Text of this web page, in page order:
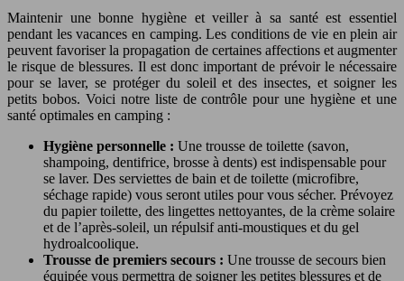
Maintenir une bonne hygiène et veiller à sa santé est essentiel
pendant les vacances en camping. Les conditions de vie en plein air
peuvent favoriser la propagation de certaines affections et augmenter
le risque de blessures. Il est donc important de prévoir le nécessaire
pour se laver, se protéger du soleil et des insectes, et soigner les
petits bobos. Voici notre liste de contrôle pour une hygiène et une
santé optimales en camping :
Hygiène personnelle : Une trousse de toilette (savon,
shampoing, dentifrice, brosse à dents) est indispensable pour
se laver. Des serviettes de bain et de toilette (microfibre,
séchage rapide) vous seront utiles pour vous sécher. Prévoyez
du papier toilette, des lingettes nettoyantes, de la crème solaire
et de l’après-soleil, un répulsif anti-moustiques et du gel
hydroalcoolique.
Trousse de premiers secours : Une trousse de secours bien
équipée vous permettra de soigner les petites blessures et de